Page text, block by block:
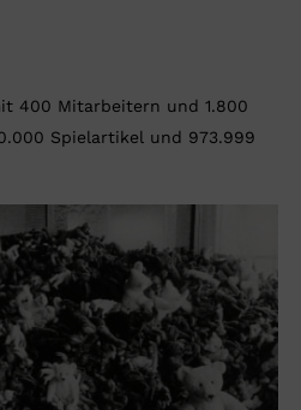
400 Mitarbeitern und 1.800
Spielartikel und 973.999